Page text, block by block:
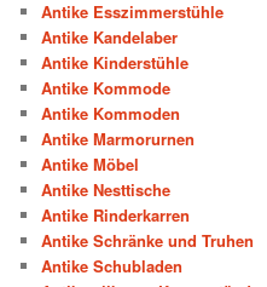
Antike Esszimmerstühle
Antike Kandelaber
Antike Kinderstühle
Antike Kommode
Antike Kommoden
Antike Marmorurnen
Antike Möbel
Antike Nesttische
Antike Rinderkarren
Antike Schränke und Truhen
Antike Schubladen